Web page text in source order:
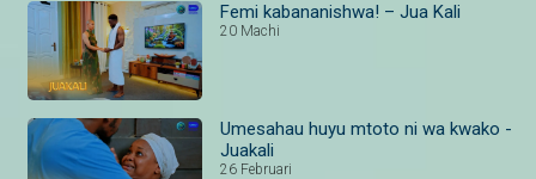
Femi kabananishwa! – Jua Kali
20 Machi
Umesahau huyu mtoto ni wa kwako -
Juakali
26 Februari